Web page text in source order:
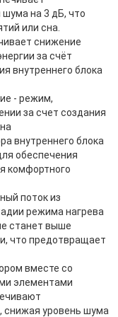
на 3 дБ, что
или сна.
снижение
за счёт
внутреннего блока
- режим,
за счет создания
внутреннего блока
обеспечения
комфортного
поток из
режима нагрева
станет выше
что предотвращает
вместе со
элементами
снижая уровень шума